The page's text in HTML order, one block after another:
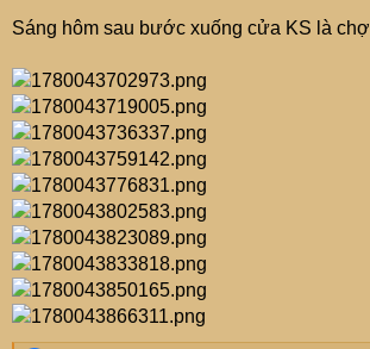
Sáng hôm sau bước xuống cửa KS là chợ